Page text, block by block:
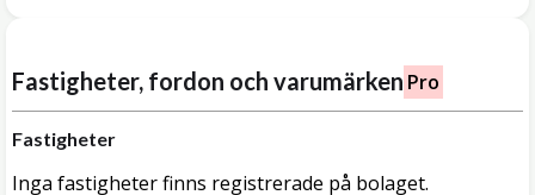
Fastigheter, fordon och varumärken Pro
Fastigheter
Inga fastigheter finns registrerade på bolaget.